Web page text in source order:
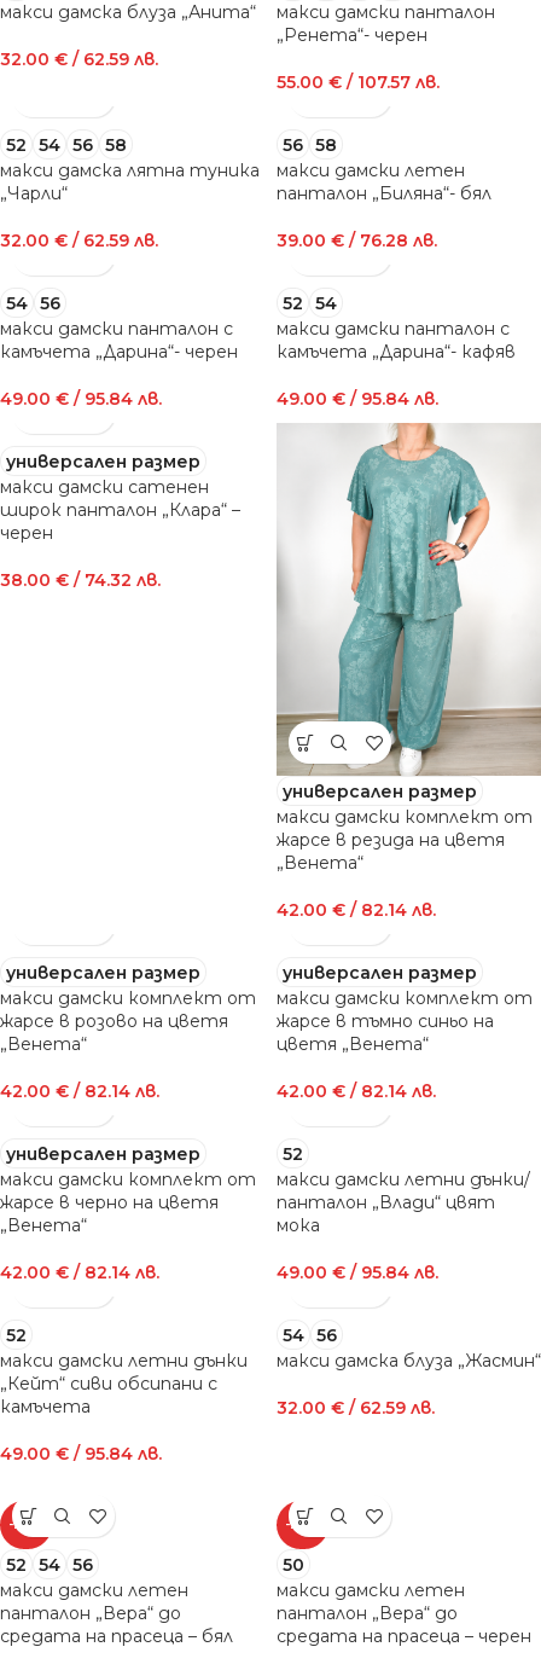
макси дамска блуза „Анита“
32.00 € / 62.59 лв.
макси дамски панталон
„Ренета“- черен
55.00 € / 107.57 лв.
52 54 56 58
макси дамска лятна туника
„Чарли“
32.00 € / 62.59 лв.
56 58
макси дамски летен
панталон „Биляна“- бял
39.00 € / 76.28 лв.
54 56
макси дамски панталон с
камъчета „Дарина“- черен
49.00 € / 95.84 лв.
52
54
макси дамски панталон с
камъчета „Дарина“- кафяв
49.00 € / 95.84 лв.
универсален размер
макси дамски сатенен
широк панталон „Клара“ –
черен
38.00 € / 74.32 лв.
универсален размер
макси дамски комплект от
жарсе в резида на цветя
„Венета“
42.00 € / 82.14 лв.
универсален размер
макси дамски комплект от
жарсе в розово на цветя
„Венета“
42.00 € / 82.14 лв.
универсален размер
макси дамски комплект от
жарсе в тъмно синьо на
цветя „Венета“
42.00 € / 82.14 лв.
универсален размер
макси дамски комплект от
жарсе в черно на цветя
„Венета“
42.00 € / 82.14 лв.
52
макси дамски летни дънки/
панталон „Влади“ цвят
мока
49.00 € / 95.84 лв.
52
макси дамски летни дънки
„Кейт“ сиви обсипани с
камъчета
49.00 € / 95.84 лв.
54 56
макси дамска блуза „Жасмин“
32.00 € / 62.59 лв.
-20%
52 54 56
макси дамски летен
панталон „Вера“ до
средата на прасеца – бял
-20%
50
макси дамски летен
панталон „Вера“ до
средата на прасеца – черен